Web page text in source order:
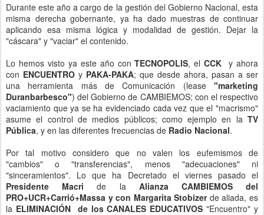
Durante este año a cargo de la gestión del Gobierno Nacional, esta
misma derecha gobernante, ya ha dado muestras de continuar
aplicando esa misma lógica y modalidad de gestión. Dejar la
"cáscara" y "vaciar" el contenido.
Lo hemos visto ya este año conTECNOPOLIS, elCCKy ahora
con ENCUENTRO y PAKA-PAKA; que desde ahora, pasan a ser
una herramienta más de Comunicación (lease "marketing
Duranbarbesco") del Gobierno de CAMBIEMOS; con el respectivo
vaciamiento que ya se ha evidenciado cada vez que el "macrismo"
asume el control de medios públicos; como ejemplo en la TV
Pública, y en las diferentes frecuencias de Radio Nacional.
Por tal motivo considero que no valen los eufemismos de
"cambios" o "transferencias", menos "adecuaciones" ni
"sinceramientos". Lo que ha Decretado el viernes pasado el
Presidente Macri de la Alianza CAMBIEMOS del
PRO+UCR+Carrió+Massa y con Margarita Stobizerde aliada, es
la ELIMINACIÓN de los CANALES EDUCATIVOS "Encuentro" y